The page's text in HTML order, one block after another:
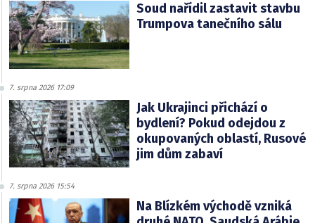
Soud nařídil zastavit stavbu
Trumpova tanečního sálu
7. srpna 2026 17:09
Jak Ukrajinci přichází o
bydlení? Pokud odejdou z
okupovaných oblastí, Rusové
jim dům zabaví
7. srpna 2026 15:54
Na Blízkém východě vzniká